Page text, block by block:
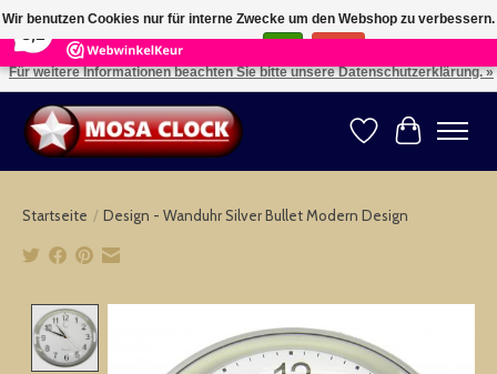
164 Reviews ×
Kies uw taal: NL -- Wählen Sie ihre Sprache: DE -- Choose your language: EN ⇓ ⇒
Wunschzettel
Ihr
Startseite / Design - Wanduhr Silver Bullet Modern Design
Wir benutzen Cookies nur für interne Zwecke um den Webshop zu verbessern.
Ist das in Ordnung?
Für weitere Informationen beachten Sie bitte unsere Datenschutzerklärung. »